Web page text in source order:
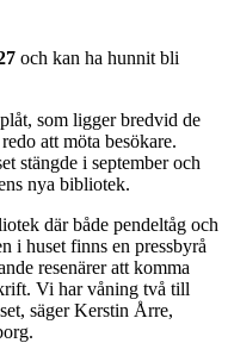
och kan ha hunnit bli
som ligger bredvid de
att möta besökare.
stängde i september och
nya bibliotek.
där både pendeltåg och
i huset finns en pressbyrå
resenärer att komma
Vi har våning två till
säger Kerstin Årre,